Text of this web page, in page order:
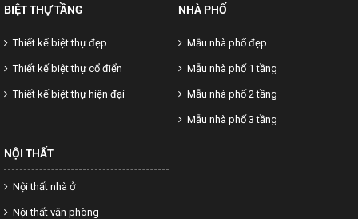
BIỆT THỰ TẦNG
Thiết kế biệt thự đẹp
Thiết kế biệt thự cổ điển
Thiết kế biệt thự hiện đại
NHÀ PHỐ
Mẫu nhà phố đẹp
Mẫu nhà phố 1 tầng
Mẫu nhà phố 2 tầng
Mẫu nhà phố 3 tầng
NỘI THẤT
Nội thất nhà ở
Nội thất văn phòng